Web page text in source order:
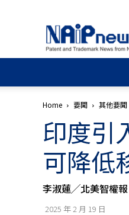
Home 要聞 其他要聞
印度引
可降低
李淑蓮╱北美智權
2025 年 2 月 19 日